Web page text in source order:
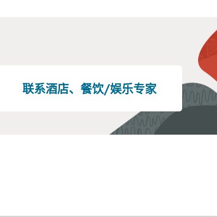
联系酒店、餐饮/娱乐专家